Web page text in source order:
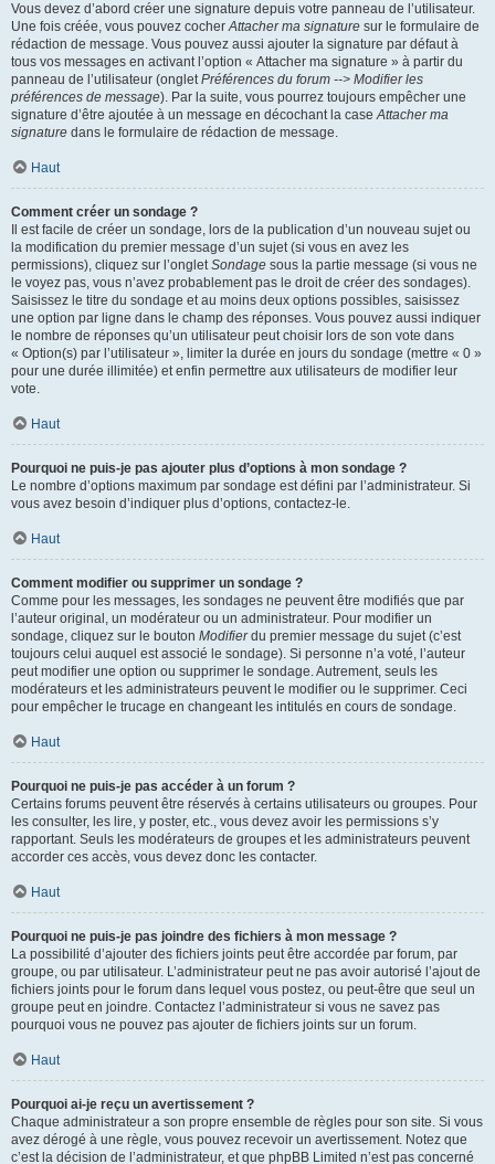
Vous devez d’abord créer une signature depuis votre panneau de l’utilisateur.
Une fois créée, vous pouvez cocherAttacher ma signature sur le formulaire de
rédaction de message. Vous pouvez aussi ajouter la signature par défaut à
tous vos messages en activant l’option « Attacher ma signature » à partir du
panneau de l’utilisateur (ongletPréférences du forum --> Modifier les
préférences de message). Par la suite, vous pourrez toujours empêcher une
signature d’être ajoutée à un message en décochant la caseAttacher ma
signature dans le formulaire de rédaction de message.
Haut
Comment créer un sondage ?
Il est facile de créer un sondage, lors de la publication d’un nouveau sujet ou
la modification du premier message d’un sujet (si vous en avez les
permissions), cliquez sur l’ongletSondage sous la partie message (si vous ne
le voyez pas, vous n’avez probablement pas le droit de créer des sondages).
Saisissez le titre du sondage et au moins deux options possibles, saisissez
une option par ligne dans le champ des réponses. Vous pouvez aussi indiquer
le nombre de réponses qu’un utilisateur peut choisir lors de son vote dans
« Option(s) par l’utilisateur », limiter la durée en jours du sondage (mettre « 0 »
pour une durée illimitée) et enfin permettre aux utilisateurs de modifier leur
vote.
Haut
Pourquoi ne puis-je pas ajouter plus d’options à mon sondage ?
Le nombre d’options maximum par sondage est défini par l’administrateur. Si
vous avez besoin d’indiquer plus d’options, contactez-le.
Haut
Comment modifier ou supprimer un sondage ?
Comme pour les messages, les sondages ne peuvent être modifiés que par
l’auteur original, un modérateur ou un administrateur. Pour modifier un
sondage, cliquez sur le bouton Modifierdu premier message du sujet (c’est
toujours celui auquel est associé le sondage). Si personne n’a voté, l’auteur
peut modifier une option ou supprimer le sondage. Autrement, seuls les
modérateurs et les administrateurs peuvent le modifier ou le supprimer. Ceci
pour empêcher le trucage en changeant les intitulés en cours de sondage.
Haut
Pourquoi ne puis-je pas accéder à un forum ?
Certains forums peuvent être réservés à certains utilisateurs ou groupes. Pour
les consulter, les lire, y poster, etc., vous devez avoir les permissions s’y
rapportant. Seuls les modérateurs de groupes et les administrateurs peuvent
accorder ces accès, vous devez donc les contacter.
Haut
Pourquoi ne puis-je pas joindre des fichiers à mon message ?
La possibilité d’ajouter des fichiers joints peut être accordée par forum, par
groupe, ou par utilisateur. L’administrateur peut ne pas avoir autorisé l’ajout de
fichiers joints pour le forum dans lequel vous postez, ou peut-être que seul un
groupe peut en joindre. Contactez l’administrateur si vous ne savez pas
pourquoi vous ne pouvez pas ajouter de fichiers joints sur un forum.
Haut
Pourquoi ai-je reçu un avertissement ?
Chaque administrateur a son propre ensemble de règles pour son site. Si vous
avez dérogé à une règle, vous pouvez recevoir un avertissement. Notez que
c’est la décision de l’administrateur, et que phpBB Limited n’est pas concerné